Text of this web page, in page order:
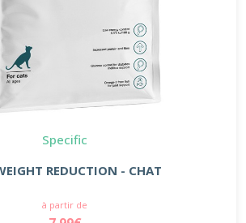
Specific
REDUCTION - CHAT
à partir de